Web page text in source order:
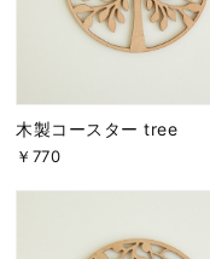
木製コースター tree
￥770